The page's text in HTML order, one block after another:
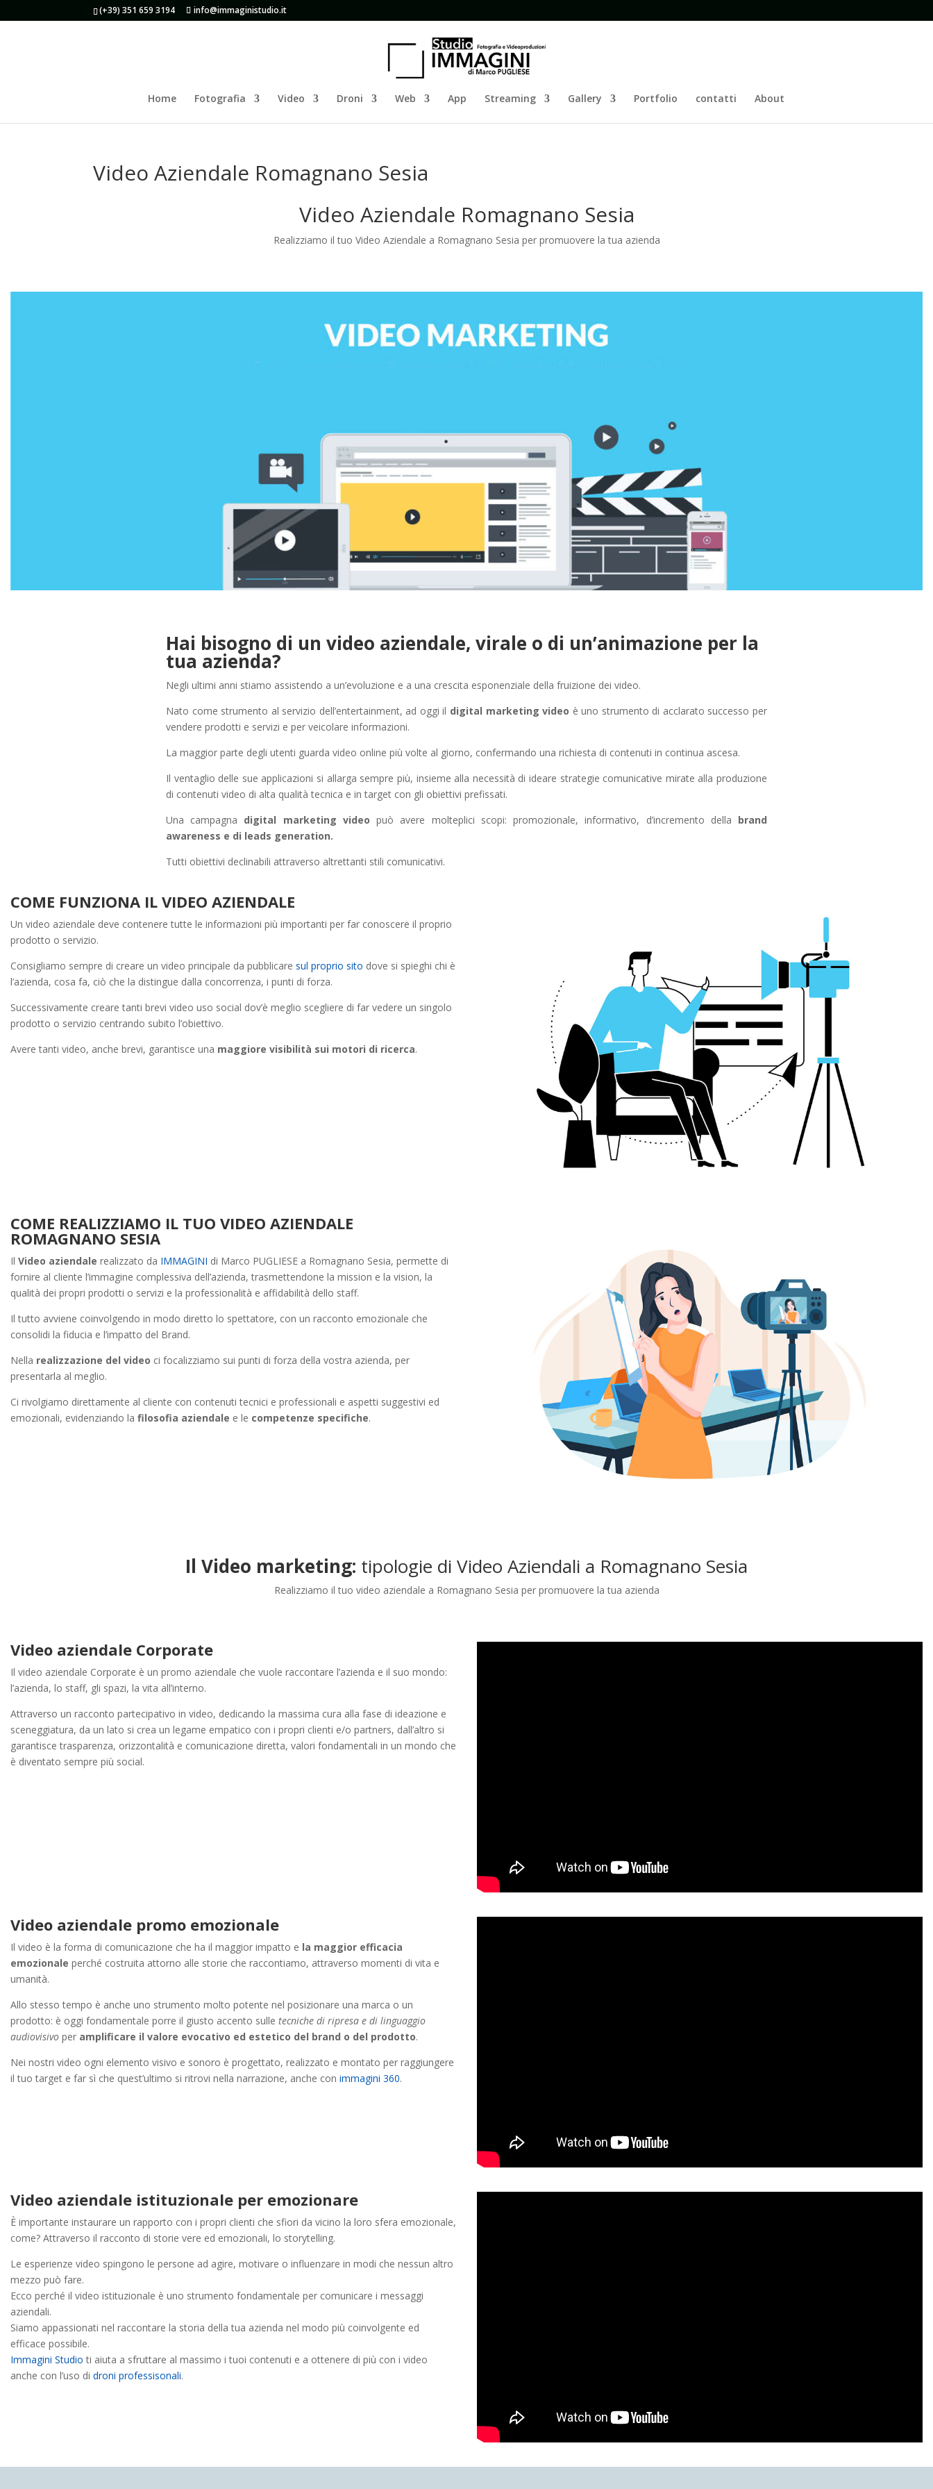
(+39) 351 659 3194 info@immaginistudio.it
Home Fotografia Video Droni Web App Streaming Gallery Portfolio contatti About
Video Aziendale Romagnano Sesia
Video Aziendale Romagnano Sesia
Realizziamo il tuo Video Aziendale a Romagnano Sesia per promuovere la tua azienda
Hai bisogno di un video aziendale, virale o di un’animazione per la
tua azienda?
Negli ultimi anni stiamo assistendo a un’evoluzione e a una crescita esponenziale della fruizione dei video.
Nato come strumento al servizio dell’entertainment, ad oggi il digital marketing video è uno strumento di acclarato successo per
vendere prodotti e servizi e per veicolare informazioni.
La maggior parte degli utenti guarda video online più volte al giorno, confermando una richiesta di contenuti in continua ascesa.
Il ventaglio delle sue applicazioni si allarga sempre più, insieme alla necessità di ideare strategie comunicative mirate alla produzione
di contenuti video di alta qualità tecnica e in target con gli obiettivi prefissati.
Una campagna digital marketing video può avere molteplici scopi: promozionale, informativo, d’incremento della brand
awareness e di leads generation.
Tutti obiettivi declinabili attraverso altrettanti stili comunicativi.
COME FUNZIONA IL VIDEO AZIENDALE
Un video aziendale deve contenere tutte le informazioni più importanti per far conoscere il proprio
prodotto o servizio.
Consigliamo sempre di creare un video principale da pubblicare sul proprio sito dove si spieghi chi è
l’azienda, cosa fa, ciò che la distingue dalla concorrenza, i punti di forza.
Successivamente creare tanti brevi video uso social dov’è meglio scegliere di far vedere un singolo
prodotto o servizio centrando subito l’obiettivo.
Avere tanti video, anche brevi, garantisce una maggiore visibilità sui motori di ricerca.
COME REALIZZIAMO IL TUO VIDEO AZIENDALE
ROMAGNANO SESIA
Il Video aziendale realizzato da IMMAGINI di Marco PUGLIESE a Romagnano Sesia, permette di
fornire al cliente l’immagine complessiva dell’azienda, trasmettendone la mission e la vision, la
qualità dei propri prodotti o servizi e la professionalità e affidabilità dello staff.
Il tutto avviene coinvolgendo in modo diretto lo spettatore, con un racconto emozionale che
consolidi la fiducia e l’impatto del Brand.
Nella realizzazione del video ci focalizziamo sui punti di forza della vostra azienda, per
presentarla al meglio.
Ci rivolgiamo direttamente al cliente con contenuti tecnici e professionali e aspetti suggestivi ed
emozionali, evidenziando la filosofia aziendale e le competenze specifiche.
Il Video marketing: tipologie di Video Aziendali a Romagnano Sesia
Realizziamo il tuo video aziendale a Romagnano Sesia per promuovere la tua azienda
Video aziendale Corporate
Il video aziendale Corporate è un promo aziendale che vuole raccontare l’azienda e il suo mondo:
l’azienda, lo staff, gli spazi, la vita all’interno.
Attraverso un racconto partecipativo in video, dedicando la massima cura alla fase di ideazione e
sceneggiatura, da un lato si crea un legame empatico con i propri clienti e/o partners, dall’altro si
garantisce trasparenza, orizzontalità e comunicazione diretta, valori fondamentali in un mondo che
è diventato sempre più social.
Video aziendale promo emozionale
Il video è la forma di comunicazione che ha il maggior impatto e la maggior efficacia
emozionale perché costruita attorno alle storie che raccontiamo, attraverso momenti di vita e
umanità.
Allo stesso tempo è anche uno strumento molto potente nel posizionare una marca o un
prodotto: è oggi fondamentale porre il giusto accento sulle tecniche di ripresa e di linguaggio
audiovisivo per amplificare il valore evocativo ed estetico del brand o del prodotto.
Nei nostri video ogni elemento visivo e sonoro è progettato, realizzato e montato per raggiungere
il tuo target e far sì che quest’ultimo si ritrovi nella narrazione, anche con immagini 360.
Video aziendale istituzionale per emozionare
È importante instaurare un rapporto con i propri clienti che sfiori da vicino la loro sfera emozionale,
come? Attraverso il racconto di storie vere ed emozionali, lo storytelling.
Le esperienze video spingono le persone ad agire, motivare o influenzare in modi che nessun altro
mezzo può fare.
Ecco perché il video istituzionale è uno strumento fondamentale per comunicare i messaggi
aziendali.
Siamo appassionati nel raccontare la storia della tua azienda nel modo più coinvolgente ed
efficace possibile.
Immagini Studio ti aiuta a sfruttare al massimo i tuoi contenuti e a ottenere di più con i video
anche con l’uso di droni professisonali.